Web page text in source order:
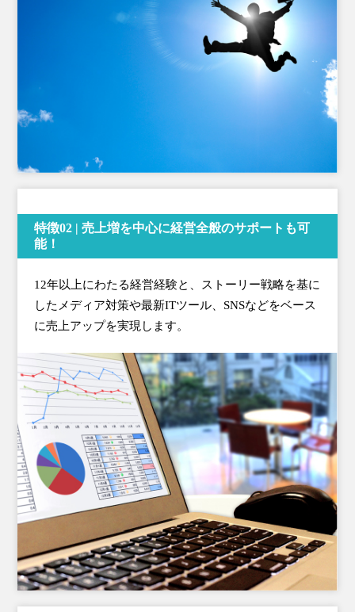
特徴02 | 売上増を中心に経営全般のサポートも可
能！
12年以上にわたる経営経験と、ストーリー戦略を基に
したメディア対策や最新ITツール、SNSなどをベース
に売上アップを実現します。